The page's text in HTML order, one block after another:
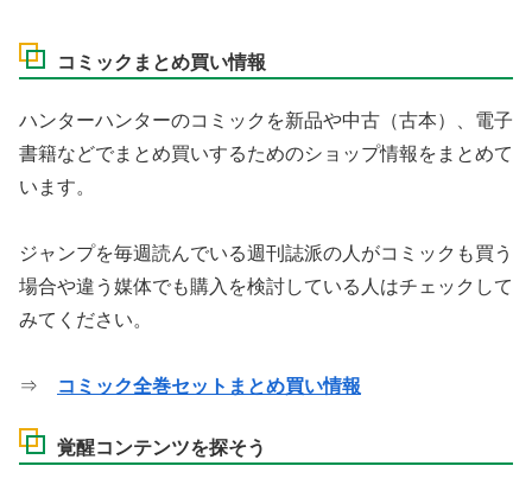
コミックまとめ買い情報
ハンターハンターのコミックを新品や中古（古本）、電子
書籍などでまとめ買いするためのショップ情報をまとめて
います。
ジャンプを毎週読んでいる週刊誌派の人がコミックも買う
場合や違う媒体でも購入を検討している人はチェックして
みてください。
⇒ コミック全巻セットまとめ買い情報
覚醒コンテンツを探そう